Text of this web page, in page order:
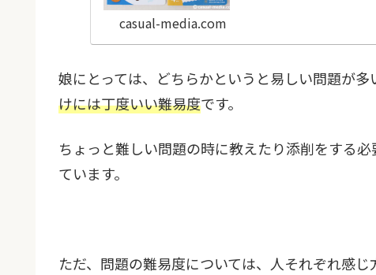
casual-media.com
娘にとっては、どちらかというと易しい問題が多
けには丁度いい難易度です。
ちょっと難しい問題の時に教えたり添削をする
ています。
ただ、問題の難易度については、人それぞれ感じ